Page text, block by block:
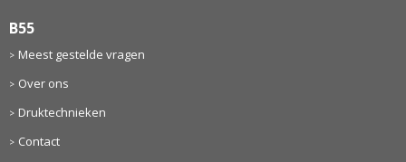
B55
Meest gestelde vragen
Over ons
Druktechnieken
Contact